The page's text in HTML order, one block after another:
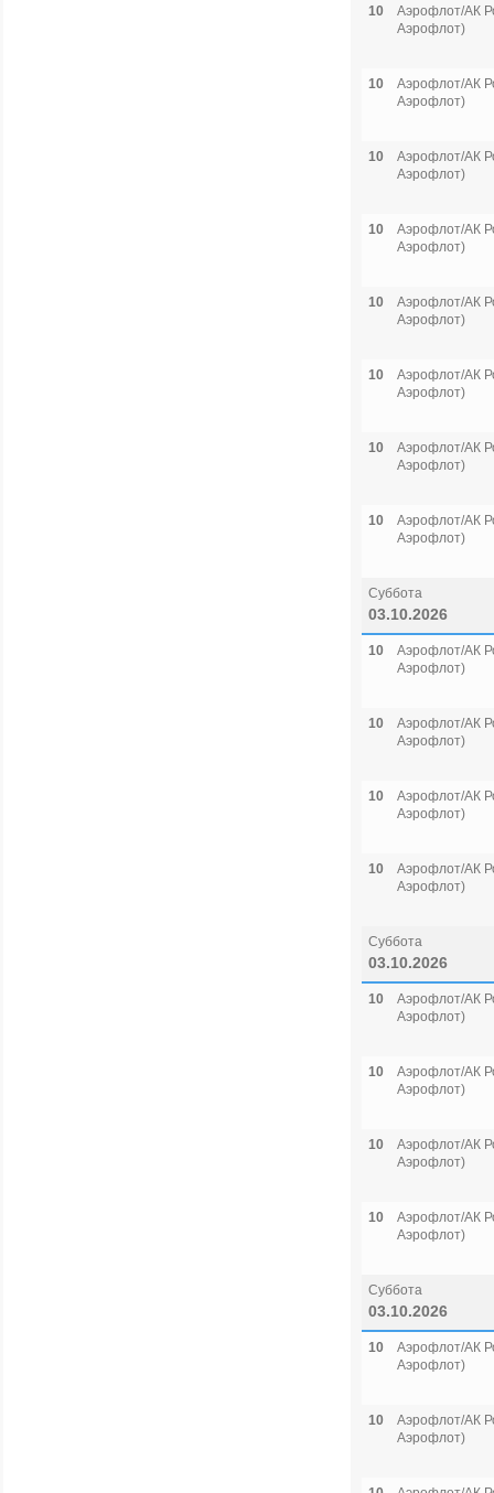
10
Аэрофлот/АК
Аэрофлот)
10
Аэрофлот/АК
Аэрофлот)
10
Аэрофлот/АК
Аэрофлот)
10
Аэрофлот/АК
Аэрофлот)
10
Аэрофлот/АК
Аэрофлот)
10
Аэрофлот/АК
Аэрофлот)
10
Аэрофлот/АК
Аэрофлот)
10
Аэрофлот/АК
Аэрофлот)
Суббота
03.10.2026
10
Аэрофлот/АК
Аэрофлот)
10
Аэрофлот/АК
Аэрофлот)
10
Аэрофлот/АК
Аэрофлот)
10
Аэрофлот/АК
Аэрофлот)
Суббота
03.10.2026
10
Аэрофлот/АК
Аэрофлот)
10
Аэрофлот/АК
Аэрофлот)
10
Аэрофлот/АК
Аэрофлот)
10
Аэрофлот/АК
Аэрофлот)
Суббота
03.10.2026
10
Аэрофлот/АК
Аэрофлот)
10
Аэрофлот/АК
Аэрофлот)